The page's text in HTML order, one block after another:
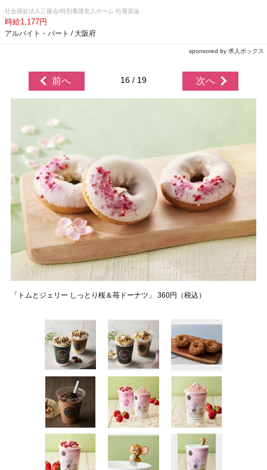
社会福祉法人三篠会/特別養護老人ホーム 松屋茶論
時給1,177円
アルバイト・パート / 大阪府
sponsored by 求人ボックス
前へ 16 / 19 次へ
「トムとジェリー しっとり桜＆苺ドーナツ」 360円（税込）